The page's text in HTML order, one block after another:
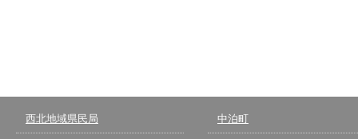
西北地域県民局 中泊町